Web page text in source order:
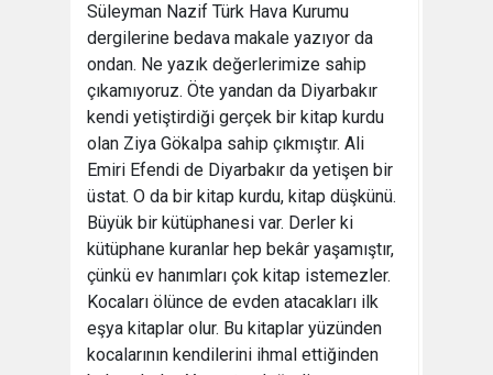
Süleyman Nazif Türk Hava Kurumu
dergilerine bedava makale yazıyor da
ondan. Ne yazık değerlerimize sahip
çıkamıyoruz. Öte yandan da Diyarbakır
kendi yetiştirdiği gerçek bir kitap kurdu
olan Ziya Gökalpa sahip çıkmıştır. Ali
Emiri Efendi de Diyarbakır da yetişen bir
üstat. O da bir kitap kurdu, kitap düşkünü.
Büyük bir kütüphanesi var. Derler ki
kütüphane kuranlar hep bekâr yaşamıştır,
çünkü ev hanımları çok kitap istemezler.
Kocaları ölünce de evden atacakları ilk
eşya kitaplar olur. Bu kitaplar yüzünden
kocalarının kendilerini ihmal ettiğinden